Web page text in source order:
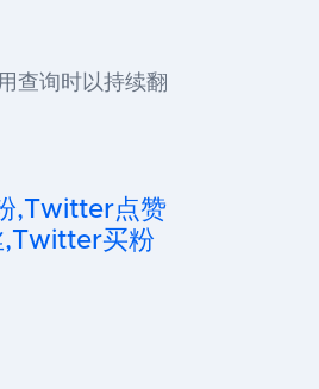
查询时以持续翻
,Twitter点赞
买粉